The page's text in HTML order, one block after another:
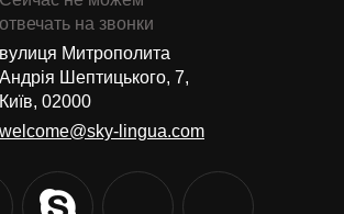
отвечать на звонки
вулиця Митрополита
Андрія Шептицького, 7,
Київ, 02000
welcome@sky-lingua.com